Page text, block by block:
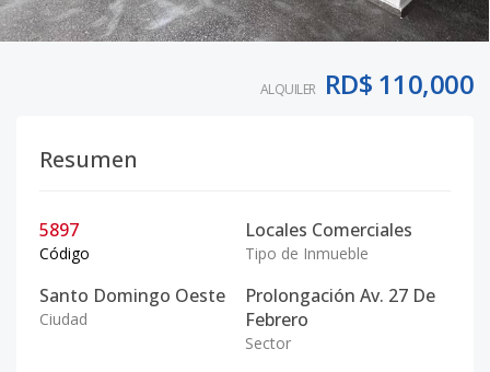
ALQUILER RD$ 110,000
Resumen
5897
Código
Locales Comerciales
Tipo de Inmueble
Santo Domingo Oeste
Ciudad
Prolongación Av. 27 De
Febrero
Sector